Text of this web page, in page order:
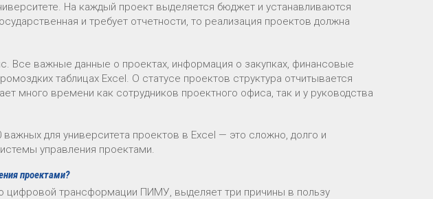
На каждый проект выделяется бюджет и устанавливаются
и требует отчетности, то реализация проектов должна
Все важные данные о проектах, информация о закупках, финансовые
таблицах Excel. О статусе проектов структура отчитывается
много времени как сотрудников проектного офиса, так и у руководства
для университета проектов в Excel — это сложно, долго и
управления проектами.
проектами?
цифровой трансформации ПИМУ, выделяет три причины в пользу